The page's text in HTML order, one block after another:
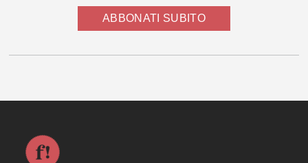
ABBONATI SUBITO